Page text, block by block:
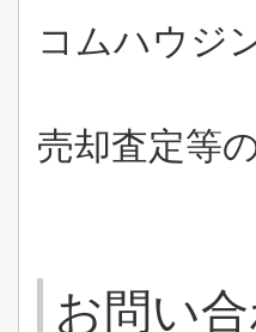
コムハウジ
売却査定等
お問い